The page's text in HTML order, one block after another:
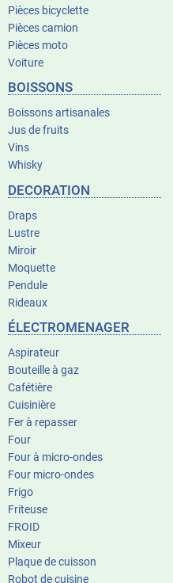
Pièces bicyclette
Pièces camion
Pièces moto
Voiture
BOISSONS
Boissons artisanales
Jus de fruits
Vins
Whisky
DECORATION
Draps
Lustre
Miroir
Moquette
Pendule
Rideaux
ÉLECTROMENAGER
Aspirateur
Bouteille à gaz
Cafétière
Cuisinière
Fer à repasser
Four
Four à micro-ondes
Four micro-ondes
Frigo
Friteuse
FROID
Mixeur
Plaque de cuisson
Robot de cuisine